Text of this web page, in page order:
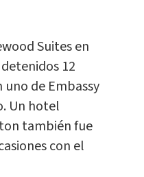
Suites en
12
uno de Embassy
Un hotel
también fue
con el